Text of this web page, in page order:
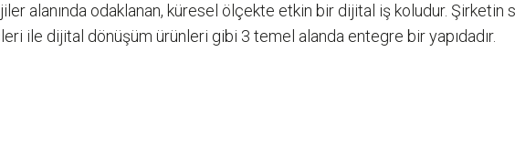
alanında odaklanan, küresel ölçekte etkin bir dijital iş koludur.
ile dijital dönüşüm ürünleri gibi 3 temel alanda entegre bir yapıdadır.